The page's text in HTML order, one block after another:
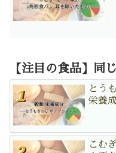
【注目の食品】同
とう
栄養
こむ